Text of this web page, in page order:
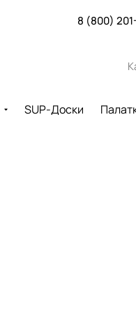
8 (800)
SUP-Доски